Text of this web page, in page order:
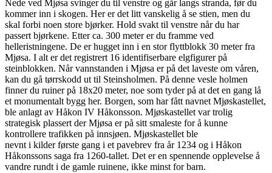
Nede ved Mjøsa svinger du til venstre og går langs stranda, før du
kommer inn i skogen. Her er det litt vanskelig å se stien, men du
skal forbi noen store bjørker. Hold svakt til venstre når du har
passert bjørkene. Etter ca. 300 meter er du framme ved
helleristningene. De er hugget inn i en stor flyttblokk 30 meter fra
Mjøsa. I alt er det registrert 16 identifiserbare elgfigurer på
steinblokken. Når vannstanden i Mjøsa er på det laveste om våren,
kan du gå tørrskodd ut til Steinsholmen. På denne vesle holmen
finner du ruiner på 18x20 meter, noe som tyder på at det en gang lå
et monumentalt bygg her. Borgen, som har fått navnet Mjøskastellet,
ble anlagt av Håkon IV Håkonsson. Mjøskastellet var trolig
strategisk plassert der Mjøsa er på sitt smaleste for å kunne
kontrollere trafikken på innsjøen. Mjøskastellet ble
nevnt i kilder første gang i et pavebrev fra år 1234 og i Håkon
Håkonssons saga fra 1260-tallet. Det er en spennende opplevelse å
vandre rundt i de gamle ruinene, ikke minst for barn.